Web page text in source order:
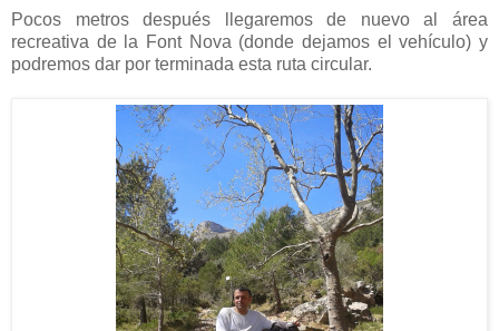
Pocos metros después llegaremos de nuevo al área
recreativa de la Font Nova (donde dejamos el vehículo) y
podremos dar por terminada esta ruta circular.